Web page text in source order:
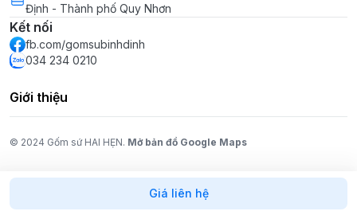
Giá liên hệ
Định - Thành phố Quy Nhơn
Kết nối
fb.com/gomsubinhdinh
034 234 0210
Giới thiệu
© 2024 Gốm sứ HAI HẸN. Mở bản đồ Google Maps